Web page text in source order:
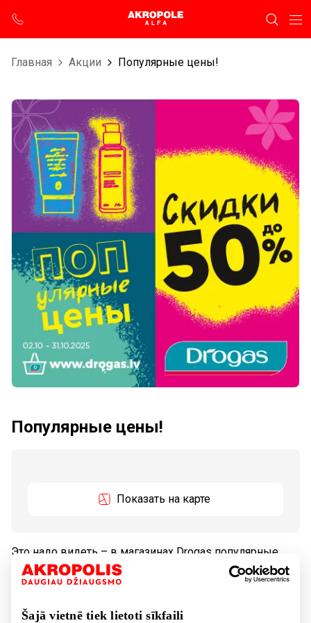
Šajā vietnē tiek lietoti sīkfaili
Главная Aкции Популярные цены!
Популярные цены!
Показать на карте
Это надо видеть – в магазинах Drogas популярные
цены